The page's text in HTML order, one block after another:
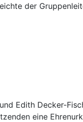
der
Edith Decker-
eine